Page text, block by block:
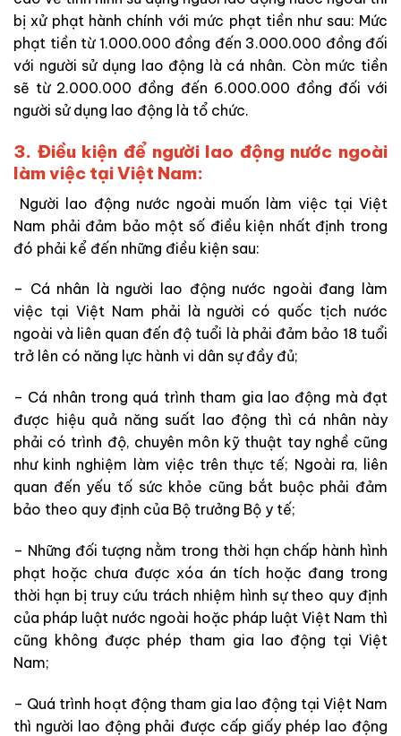
bị xử phạt hành chính với mức phạt tiền như sau: Mức
phạt tiền từ 1.000.000 đồng đến 3.000.000 đồng đối
với người sử dụng lao động là cá nhân. Còn mức tiền
sẽ từ 2.000.000 đồng đến 6.000.000 đồng đối với
người sử dụng lao động là tổ chức.
3. Điều kiện để người lao động nước ngoài
làm việc tại Việt Nam:
Người lao động nước ngoài muốn làm việc tại Việt
Nam phải đảm bảo một số điều kiện nhất định trong
đó phải kể đến những điều kiện sau:
– Cá nhân là người lao động nước ngoài đang làm
việc tại Việt Nam phải là người có quốc tịch nước
ngoài và liên quan đến độ tuổi là phải đảm bảo 18 tuổi
trở lên có năng lực hành vi dân sự đầy đủ;
– Cá nhân trong quá trình tham gia lao động mà đạt
được hiệu quả năng suất lao động thì cá nhân này
phải có trình độ, chuyên môn kỹ thuật tay nghề cũng
như kinh nghiệm làm việc trên thực tế; Ngoài ra, liên
quan đến yếu tố sức khỏe cũng bắt buộc phải đảm
bảo theo quy định của Bộ trưởng Bộ y tế;
– Những đối tượng nằm trong thời hạn chấp hành hình
phạt hoặc chưa được xóa án tích hoặc đang trong
thời hạn bị truy cứu trách nhiệm hình sự theo quy định
của pháp luật nước ngoài hoặc pháp luật Việt Nam thì
cũng không được phép tham gia lao động tại Việt
Nam;
– Quá trình hoạt động tham gia lao động tại Việt Nam
thì người lao động phải được cấp giấy phép lao động